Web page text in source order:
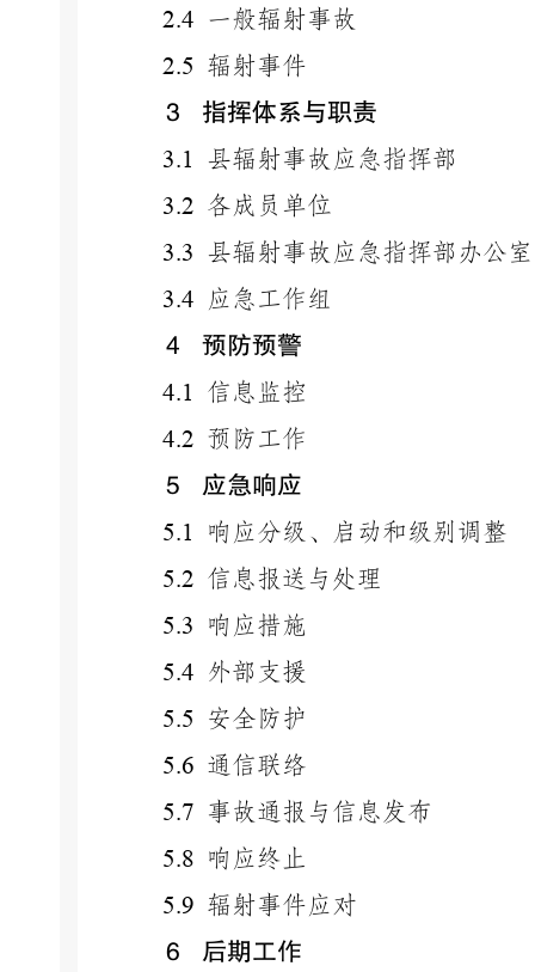
2.4 一般辐射事故
2.5 辐射事件
3 指挥体系与职责
3.1
县辐射事故应急指挥部
3.2 各成员单位
3.3 县辐射事故应急指挥部办公室
3.4
应急工作组
4 预防预警
4.1
信息监控
4.2 预防工作
5 应急响应
5.1
响应分级、启动和级别调整
5.2 信息报送与处理
5.3
响应措施
5.4 外部支援
5.5
安全防护
5.6 通信联络
5.7 事故通报与信息发布
5.8 响应终止
5.9 辐射事件应对
6 后期工作